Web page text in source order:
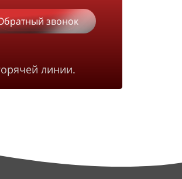
звонок
линии.